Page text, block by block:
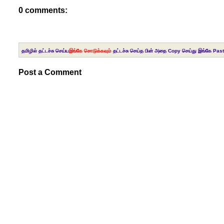
0 comments:
தமிழில் தட்டச்சு செய்யஇங்கே சொடுக்கவும் தட்டச்சு செய்த பின் அதை Copy செய்து இங்கே
Post a Comment